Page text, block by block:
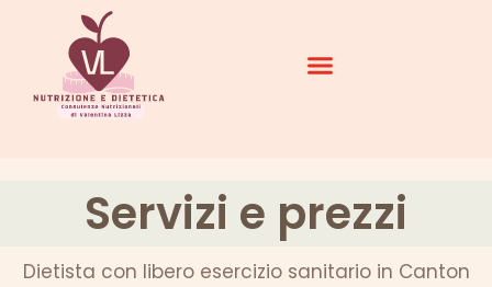
Servizi e prezzi
Dietista con libero esercizio sanitario in Canton